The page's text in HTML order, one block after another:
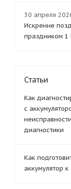
30 апреля
Искренне
праздником 1
Статьи
Как
с
диагностики
Как
аккумулятор